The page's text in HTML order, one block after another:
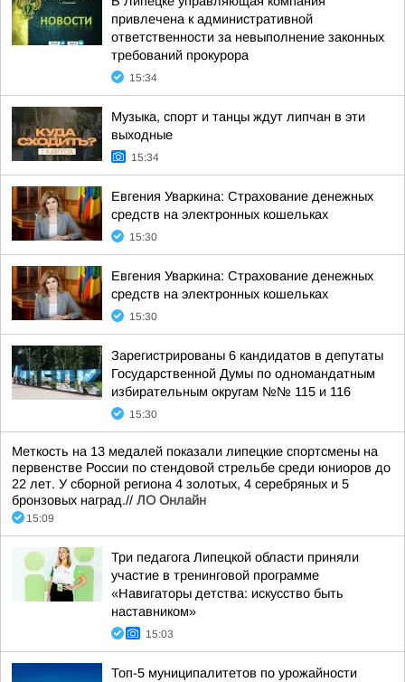
привлечена к административной
ответственности за невыполнение законных
требований прокурора
15:34
Музыка, спорт и танцы ждут липчан в эти
выходные
15:34
Евгения Уваркина: Страхование денежных
средств на электронных кошельках
15:30
Евгения Уваркина: Страхование денежных
средств на электронных кошельках
15:30
Зарегистрированы 6 кандидатов в депутаты
Государственной Думы по одномандатным
избирательным округам №№ 115 и 116
15:30
Меткость на 13 медалей показали липецкие спортсмены на
первенстве России по стендовой стрельбе среди юниоров до
22 лет. У сборной региона 4 золотых, 4 серебряных и 5
бронзовых наград.// ЛО Онлайн
15:09
Три педагога Липецкой области приняли
участие в тренинговой программе
«Навигаторы детства: искусство быть
наставником»
15:03
Топ-5 муниципалитетов по урожайности